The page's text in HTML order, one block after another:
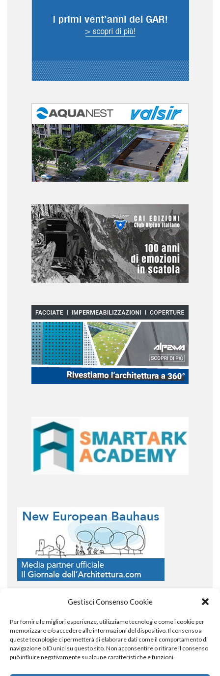
Gestisci Consenso Cookie
Per fornire le migliori esperienze, utilizziamo tecnologie come i cookie per
memorizzare e/o accedere alle informazioni del dispositivo. Il consenso a
queste tecnologie ci permetterà di elaborare dati come il comportamento di
navigazione o ID unici su questo sito. Non acconsentire o ritirare il consenso
può influire negativamente su alcune caratteristiche e funzioni.
COPYRIGHT
© TheArchitecturalPost 2024